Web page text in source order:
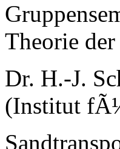
Theorie
Dr. H.-J.
(Institut